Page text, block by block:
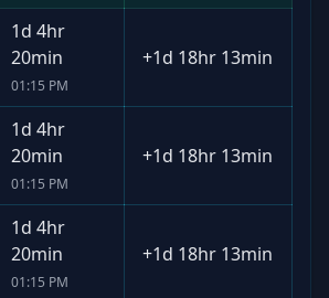
1d 4hr
20min
01:15 PM
+1d 18hr 13min
1d 4hr
20min
01:15 PM
+1d 18hr 13min
1d 4hr
20min
01:15 PM
+1d 18hr 13min